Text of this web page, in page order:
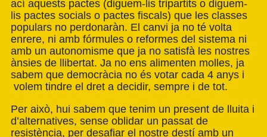
ací aquests pactes (diguem-lis tripartits o diguem-
lis pactes socials o pactes fiscals) que les classes
populars no perdonaràn. El canvi ja no té volta
enrere, ni amb fórmules o reformes del sistema ni
amb un autonomisme que ja no satisfà les nostres
ànsies de llibertat. Ja no ens alimenten molles, ja
sabem que democràcia no és votar cada 4 anys i
volem tindre el dret a decidir, sempre i de tot.
Per això, hui sabem que tenim un present de lluita i
d’alternatives, sense oblidar un passat de
resistència, per desafiar el nostre destí amb un